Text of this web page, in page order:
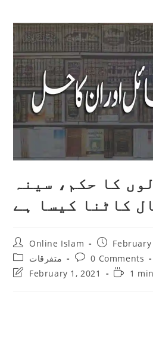
کا حکم، سینہ
کاٹنا کیسا ہے
Post
author:
Online Islam
Post
published:
February
Post
category:
متفرقات
Post
comments:
0 Comments
PostFebruary 1, 2021
Reading
1